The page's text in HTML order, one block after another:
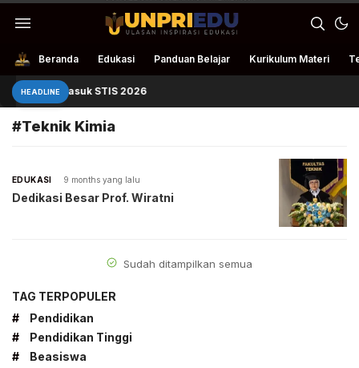
UnpriEdu
Ulasan Inspirasi Edukasi
Beranda Edukasi Panduan Belajar Kurikulum Materi
HEADLINE
Panduan Masuk STIS 2026
#Teknik Kimia
EDUKASI 9 months yang lalu
Dedikasi Besar Prof. Wiratni
Sudah ditampilkan semua
TAG TERPOPULER
#
Pendidikan
#
Pendidikan Tinggi
#
Beasiswa